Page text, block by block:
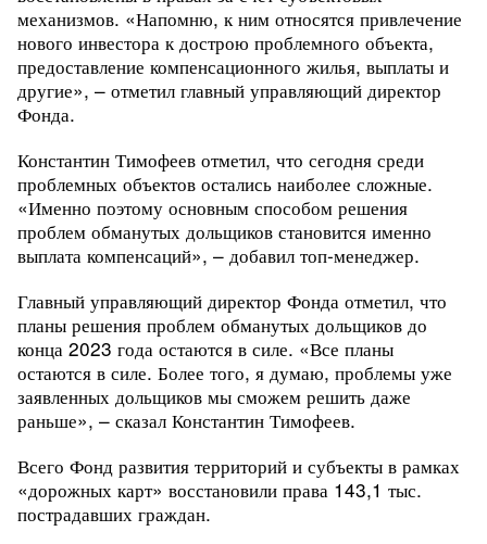
механизмов. «Напомню, к ним относятся привлечение
нового инвестора к дострою проблемного объекта,
предоставление компенсационного жилья, выплаты и
другие», – отметил главный управляющий директор
Фонда.
Константин Тимофеев отметил, что сегодня среди
проблемных объектов остались наиболее сложные.
«Именно поэтому основным способом решения
проблем обманутых дольщиков становится именно
выплата компенсаций», – добавил топ-менеджер.
Главный управляющий директор Фонда отметил, что
планы решения проблем обманутых дольщиков до
конца 2023 года остаются в силе. «Все планы
остаются в силе. Более того, я думаю, проблемы уже
заявленных дольщиков мы сможем решить даже
раньше», – сказал Константин Тимофеев.
Всего Фонд развития территорий и субъекты в рамках
«дорожных карт» восстановили права 143,1 тыс.
пострадавших граждан.